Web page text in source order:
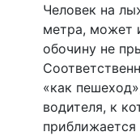
Человек на
метра, может
обочину не
«как
водителя, к
приближается